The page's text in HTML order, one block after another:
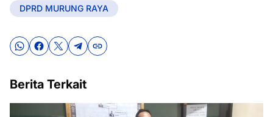
DPRD MURUNG RAYA
Berita Terkait